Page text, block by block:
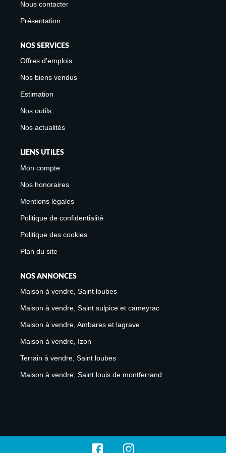
Nous contacter
Présentation
NOS SERVICES
Offres d'emplois
Nos biens vendus
Estimation
Nos outils
Nos actualités
LIENS UTILES
Mon compte
Nos honoraires
Mentions légales
Politique de confidentialité
Politique des cookies
Plan du site
NOS ANNONCES
Maison à vendre, Saint loubes
Maison à vendre, Saint sulpice et cameyrac
Maison à vendre, Ambares et lagrave
Maison à vendre, Izon
Terrain à vendre, Saint loubes
Maison à vendre, Saint louis de montferrand